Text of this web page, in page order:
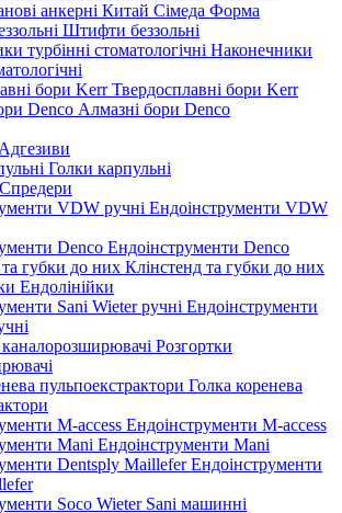
анкерні Китай Сімеда Форма
Штифти беззольні
Наконечники
Твердосплавні бори Kerr
Алмазні бори Denco
Адгезиви
Голки карпульні
Спредери
Ендоінструменти VDW
Ендоінструменти Denco
Клінстенд та губки до них
Ендолінійки
Ендоінструменти
Розгортки
Голка коренева
Ендоінструменти M-access
Ендоінструменти Mani
Ендоінструменти